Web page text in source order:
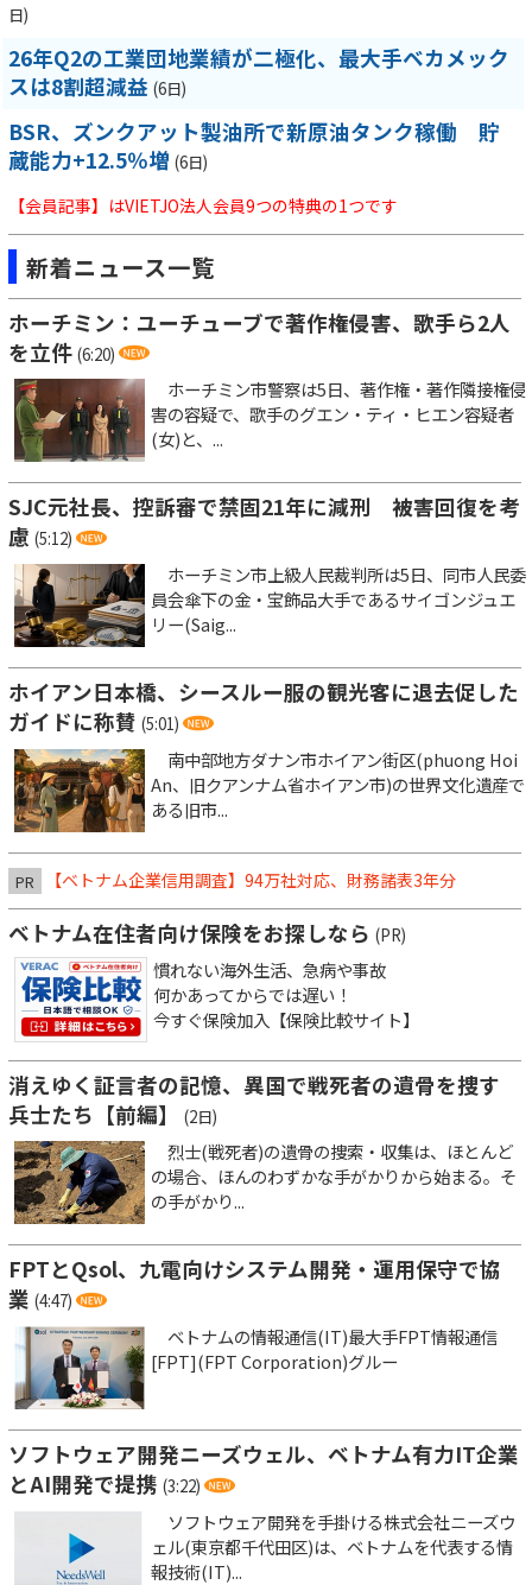
日)
26年Q2の工業団地業績が二極化、最大手ベカメック
スは8割超減益 (6日)
BSR、ズンクアット製油所で新原油タンク稼働 貯
蔵能力+12.5％増 (6日)
【会員記事】はVIETJO法人会員9つの特典の1つです
新着ニュース一覧
ホーチミン：ユーチューブで著作権侵害、歌手ら2人
を立件 (6:20)
ホーチミン市警察は5日、著作権・著作隣接権侵
害の容疑で、歌手のグエン・ティ・ヒエン容疑者
(女)と、...
SJC元社長、控訴審で禁固21年に減刑 被害回復を考
慮 (5:12)
ホーチミン市上級人民裁判所は5日、同市人民委
員会傘下の金・宝飾品大手であるサイゴンジュエ
リー(Saig...
ホイアン日本橋、シースルー服の観光客に退去促した
ガイドに称賛 (5:01)
南中部地方ダナン市ホイアン街区(phuong Hoi
An、旧クアンナム省ホイアン市)の世界文化遺産で
ある旧市...
PR 【ベトナム企業信用調査】94万社対応、財務諸表3年分
ベトナム在住者向け保険をお探しなら (PR)
慣れない海外生活、急病や事故
何かあってからでは遅い！
今すぐ保険加入【保険比較サイト】
消えゆく証言者の記憶、異国で戦死者の遺骨を捜す
兵士たち【前編】
(2日)
烈士(戦死者)の遺骨の捜索・収集は、ほとんど
の場合、ほんのわずかな手がかりから始まる。そ
の手がかり...
FPTとQsol、九電向けシステム開発・運用保守で協
業 (4:47)
ベトナムの情報通信(IT)最大手FPT情報通信
[FPT](FPT Corporation)グルー
ソフトウェア開発ニーズウェル、ベトナム有力IT企業
とAI開発で提携 (3:22)
ソフトウェア開発を手掛ける株式会社ニーズウ
ェル(東京都千代田区)は、ベトナムを代表する情
報技術(IT)...